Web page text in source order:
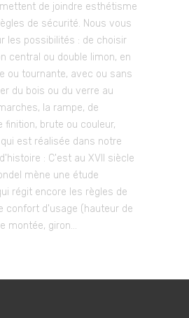
de joindre esthétisme
de sécurité. Nous vous
les possibilités : de choisir
central ou double limon, en
ou tournante, avec ou sans
du bois ou du verre au
la rampe, de
finition, brute ou couleur,
est réalisée dans notre
: C'est au XVII siècle
mène une étude
régit encore les règles de
confort d'usage (hauteur de
montée, giron...